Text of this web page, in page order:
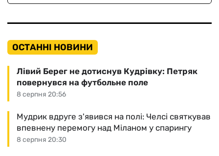
ОСТАННІ НОВИНИ
8 серпня 20:56
Лівий Берег не дотиснув Кудрівку: Петряк
повернувся на футбольне поле
8 серпня 20:30
Мудрик вдруге з'явився на полі: Челсі святкував
впевнену перемогу над Міланом у спарингу